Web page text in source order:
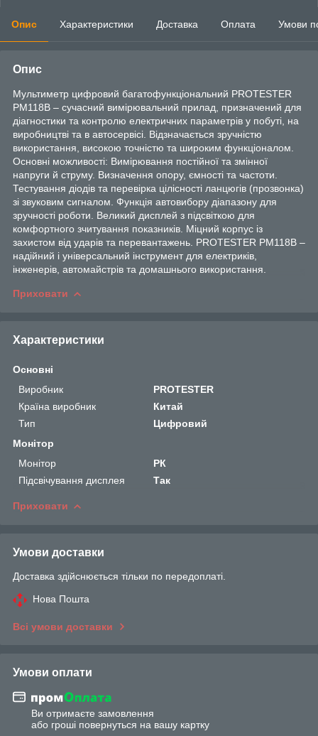
Опис Характеристики Доставка Оплата Умови
Опис
Мультиметр цифровий багатофункціональний PROTESTER
PM118B – сучасний вимірювальний прилад, призначений для
діагностики та контролю електричних параметрів у побуті, на
виробництві та в автосервісі. Відзначається зручністю
використання, високою точністю та широким функціоналом.
Основні можливості: Вимірювання постійної та змінної
напруги й струму. Визначення опору, ємності та частоти.
Тестування діодів та перевірка цілісності ланцюгів (прозвонка)
зі звуковим сигналом. Функція автовибору діапазону для
зручності роботи. Великий дисплей з підсвіткою для
комфортного зчитування показників. Міцний корпус із
захистом від ударів та перевантажень. PROTESTER PM118B –
надійний і універсальний інструмент для електриків,
інженерів, автомайстрів та домашнього використання.
Приховати
Характеристики
Основні
Виробник
PROTESTER
Країна виробник
Китай
Тип
Цифровий
Монітор
Монітор
РК
Підсвічування дисплея
Так
Приховати
Умови доставки
Доставка здійснюється тільки по передоплаті.
Нова Пошта
Всі умови доставки
Умови оплати
Ви отримаєте замовлення
або гроші повернуться на вашу картку